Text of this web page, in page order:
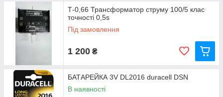
Т-0,66 Трансформатор струму 100/5 клас
точності 0,5s
Під замовлення
1 200 ₴
БАТАРЕЙКА 3V DL2016 duracell DSN
В наявності